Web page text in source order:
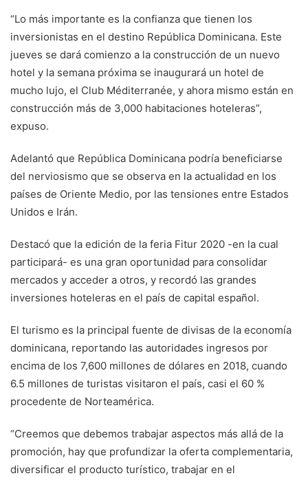
“Lo más importante es la confianza que tienen los
inversionistas en el destino República Dominicana. Este
jueves se dará comienzo a la construcción de un nuevo
hotel y la semana próxima se inaugurará un hotel de
mucho lujo, el Club Méditerranée, y ahora mismo están en
construcción más de 3,000 habitaciones hoteleras”,
expuso.
Adelantó que República Dominicana podría beneficiarse
del nerviosismo que se observa en la actualidad en los
países de Oriente Medio, por las tensiones entre Estados
Unidos e Irán.
Destacó que la edición de la feria Fitur 2020 -en la cual
participará- es una gran oportunidad para consolidar
mercados y acceder a otros, y recordó las grandes
inversiones hoteleras en el país de capital español.
El turismo es la principal fuente de divisas de la economía
dominicana, reportando las autoridades ingresos por
encima de los 7,600 millones de dólares en 2018, cuando
6.5 millones de turistas visitaron el país, casi el 60 %
procedente de Norteamérica.
“Creemos que debemos trabajar aspectos más allá de la
promoción, hay que profundizar la oferta complementaria,
diversificar el producto turístico, trabajar en el